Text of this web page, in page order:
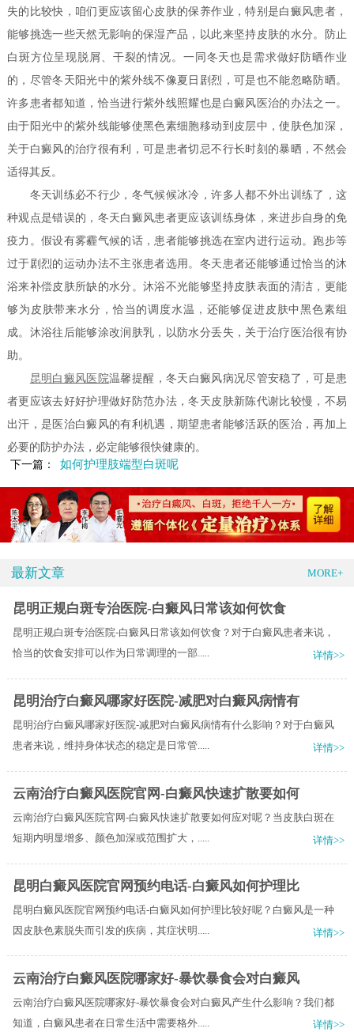
失的比较快，咱们更应该留心皮肤的保养作业，特别是白癜风患者，
能够挑选一些天然无影响的保湿产品，以此来坚持皮肤的水分。防止
白斑方位呈现脱屑、干裂的情况。一同冬天也是需求做好防晒作业
的，尽管冬天阳光中的紫外线不像夏日剧烈，可是也不能忽略防晒。
许多患者都知道，恰当进行紫外线照耀也是白癜风医治的办法之一。
由于阳光中的紫外线能够使黑色素细胞移动到皮层中，使肤色加深，
关于白癜风的治疗很有利，可是患者切忌不行长时刻的暴晒，不然会
适得其反。
冬天训练必不行少，冬气候候冰冷，许多人都不外出训练了，这
种观点是错误的，冬天白癜风患者更应该训练身体，来进步自身的免
疫力。假设有雾霾气候的话，患者能够挑选在室内进行运动。跑步等
过于剧烈的运动办法不主张患者选用。冬天患者还能够通过恰当的沐
浴来补偿皮肤所缺的水分。沐浴不光能够坚持皮肤表面的清洁，更能
够为皮肤带来水分，恰当的调度水温，还能够促进皮肤中黑色素组
成。沐浴往后能够涂改润肤乳，以防水分丢失，关于治疗医治很有协
助。
昆明白癜风医院温馨提醒，冬天白癜风病况尽管安稳了，可是患
者更应该去好好护理做好防范办法，冬天皮肤新陈代谢比较慢，不易
出汗，是医治白癜风的有利机遇，期望患者能够活跃的医治，再加上
必要的防护办法，必定能够很快健康的。
下一篇：
如何护理肢端型白斑呢
最新文章 MORE+
昆明正规白斑专治医院-白癜风日常该如何饮食
昆明正规白斑专治医院-白癜风日常该如何饮食？对于白癜风患者来说，
恰当的饮食安排可以作为日常调理的一部.....
详情>>
昆明治疗白癜风哪家好医院-减肥对白癜风病情有
昆明治疗白癜风哪家好医院-减肥对白癜风病情有什么影响？对于白癜风
患者来说，维持身体状态的稳定是日常管.....
详情>>
云南治疗白癜风医院官网-白癜风快速扩散要如何
云南治疗白癜风医院官网-白癜风快速扩散要如何应对呢？当皮肤白斑在
短期内明显增多、颜色加深或范围扩大，.....
详情>>
昆明白癜风医院官网预约电话-白癜风如何护理比
昆明白癜风医院官网预约电话-白癜风如何护理比较好呢？白癜风是一种
因皮肤色素脱失而引发的疾病，其症状明.....
详情>>
云南治疗白癜风医院哪家好-暴饮暴食会对白癜风
云南治疗白癜风医院哪家好-暴饮暴食会对白癜风产生什么影响？我们都
知道，白癜风患者在日常生活中需要格外.....
详情>>